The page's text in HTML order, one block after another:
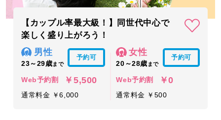
【カップル率最大級！】同世代中心で
楽しく盛り上がろう！
男性
23～29歳まで
予約可
Web予約割 ￥5,500
通常料金 ￥6,000
女性
20～28歳 まで
予約可
Web予約割 ￥0
通常料金 ￥500